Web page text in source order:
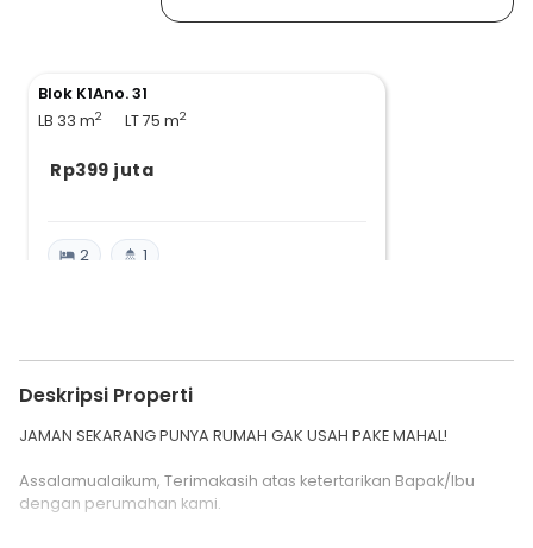
Blok K1Ano. 31
LB 33 m2 LT 75 m2
Rp399 juta
2 1
Deskripsi Properti
JAMAN SEKARANG PUNYA RUMAH GAK USAH PAKE MAHAL!
Assalamualaikum, Terimakasih atas ketertarikan Bapak/Ibu
dengan perumahan kami.